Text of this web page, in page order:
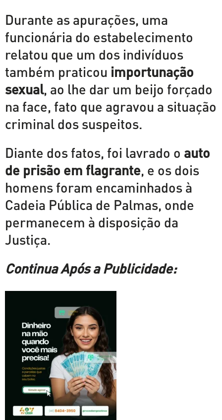
Durante as apurações, uma
funcionária do estabelecimento
relatou que um dos indivíduos
também praticou importunação
sexual, ao lhe dar um beijo forçado
na face, fato que agravou a situação
criminal dos suspeitos.
Diante dos fatos, foi lavrado o auto
de prisão em flagrante, e os dois
homens foram encaminhados à
Cadeia Pública de Palmas, onde
permanecem à disposição da
Justiça.
Continua Após a Publicidade: